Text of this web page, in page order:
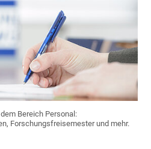
Bereich Personal:
Forschungsfreisemester und mehr.